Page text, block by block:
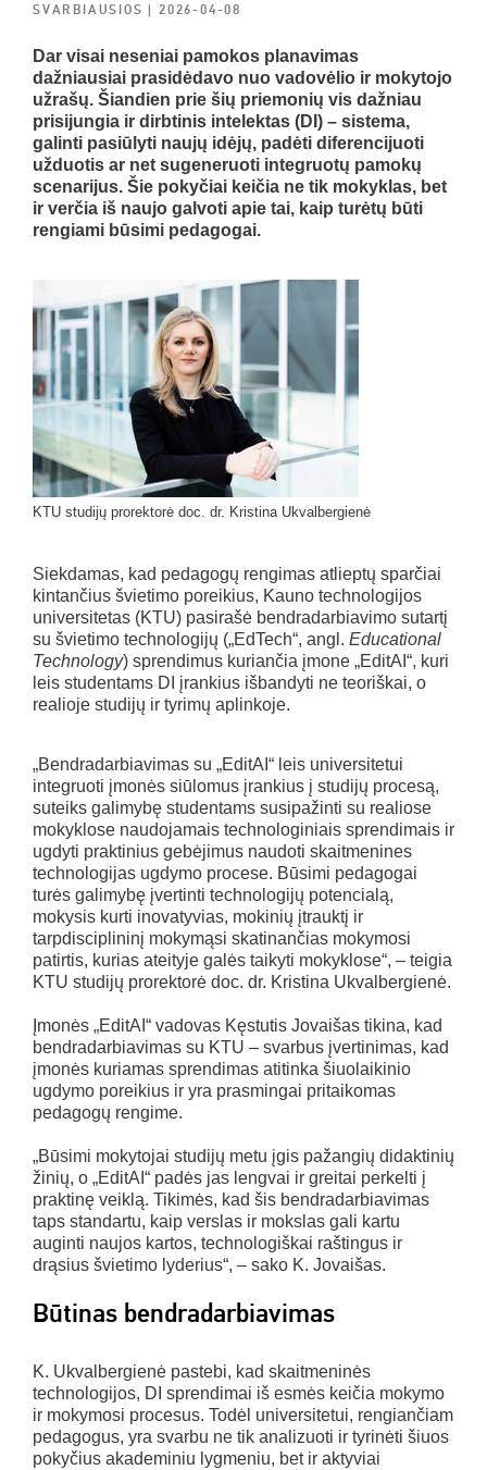
SVARBIAUSIOS| 2026-04-08
Dar visai neseniai pamokos planavimas
dažniausiai prasidėdavo nuo vadovėlio ir mokytojo
užrašų. Šiandien prie šių priemonių vis dažniau
prisijungia ir dirbtinis intelektas (DI) – sistema,
galinti pasiūlyti naujų idėjų, padėti diferencijuoti
užduotis ar net sugeneruoti integruotų pamokų
scenarijus. Šie pokyčiai keičia ne tik mokyklas, bet
ir verčia iš naujo galvoti apie tai, kaip turėtų būti
rengiami būsimi pedagogai.
KTU studijų prorektorė doc. dr. Kristina Ukvalbergienė
Siekdamas, kad pedagogų rengimas atlieptų sparčiai
kintančius švietimo poreikius, Kauno technologijos
universitetas (KTU) pasirašė bendradarbiavimo sutartį
su švietimo technologijų („EdTech“, angl. Educational
Technology) sprendimus kuriančia įmone „EditAI“, kuri
leis studentams DI įrankius išbandyti ne teoriškai, o
realioje studijų ir tyrimų aplinkoje.
„Bendradarbiavimas su „EditAI“ leis universitetui
integruoti įmonės siūlomus įrankius į studijų procesą,
suteiks galimybę studentams susipažinti su realiose
mokyklose naudojamais technologiniais sprendimais ir
ugdyti praktinius gebėjimus naudoti skaitmenines
technologijas ugdymo procese. Būsimi pedagogai
turės galimybę įvertinti technologijų potencialą,
mokysis kurti inovatyvias, mokinių įtrauktį ir
tarpdisciplininį mokymąsi skatinančias mokymosi
patirtis, kurias ateityje galės taikyti mokyklose“, – teigia
KTU studijų prorektorė doc. dr. Kristina Ukvalbergienė.
Įmonės „EditAI“ vadovas Kęstutis Jovaišas tikina, kad
bendradarbiavimas su KTU – svarbus įvertinimas, kad
įmonės kuriamas sprendimas atitinka šiuolaikinio
ugdymo poreikius ir yra prasmingai pritaikomas
pedagogų rengime.
„Būsimi mokytojai studijų metu įgis pažangių didaktinių
žinių, o „EditAI“ padės jas lengvai ir greitai perkelti į
praktinę veiklą. Tikimės, kad šis bendradarbiavimas
taps standartu, kaip verslas ir mokslas gali kartu
auginti naujos kartos, technologiškai raštingus ir
drąsius švietimo lyderius“, – sako K. Jovaišas.
Būtinas bendradarbiavimas
K. Ukvalbergienė pastebi, kad skaitmeninės
technologijos, DI sprendimai iš esmės keičia mokymo
ir mokymosi procesus. Todėl universitetui, rengiančiam
pedagogus, yra svarbu ne tik analizuoti ir tyrinėti šiuos
pokyčius akademiniu lygmeniu, bet ir aktyviai